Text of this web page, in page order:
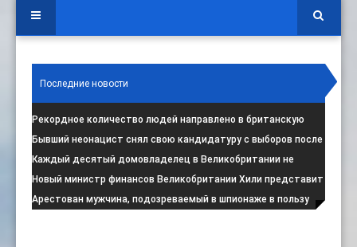
Последние новости
Рекордное количество людей направлено в британскую
программу по борьбе с радикал:
Бывший неонацист снял свою кандидатуру с выборов после
негативной реакции общест:
Каждый десятый домовладелец в Великобритании не
намерен соблюдать запрет на испо:
Новый министр финансов Великобритании Хили представит
свой первый бюджет 28 октя:
Арестован мужчина, подозреваемый в шпионаже в пользу